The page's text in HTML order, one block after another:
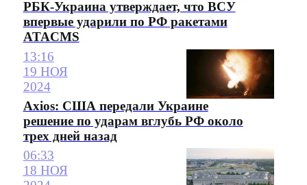
РБК-Украина утверждает, что ВСУ
впервые ударили по РФ ракетами
ATACMS
13:16
19 НОЯ
2024
Axios: США передали Украине
решение по ударам вглубь РФ около
трех дней назад
06:33
18 НОЯ